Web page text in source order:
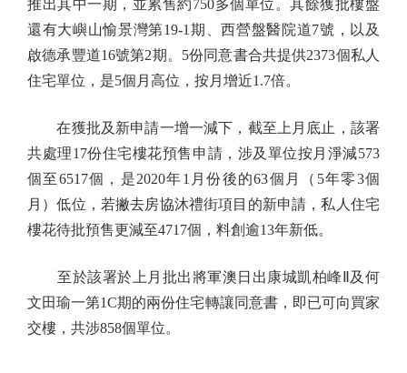
推出其中一期，並累售約750多個單位。其餘獲批樓盤
還有大嶼山愉景灣第19-1期、西營盤醫院道7號，以及
啟德承豐道16號第2期。5份同意書合共提供2373個私人
住宅單位，是5個月高位，按月增近1.7倍。
在獲批及新申請一增一減下，截至上月底止，該署
共處理17份住宅樓花預售申請，涉及單位按月淨減573
個至6517個，是2020年1月份後的63個月（5年零3個
月）低位，若撇去房協沐禮街項目的新申請，私人住宅
樓花待批預售更減至4717個，料創逾13年新低。
至於該署於上月批出將軍澳日出康城凱柏峰Ⅱ及何
文田瑜一第1C期的兩份住宅轉讓同意書，即已可向買家
交樓，共涉858個單位。